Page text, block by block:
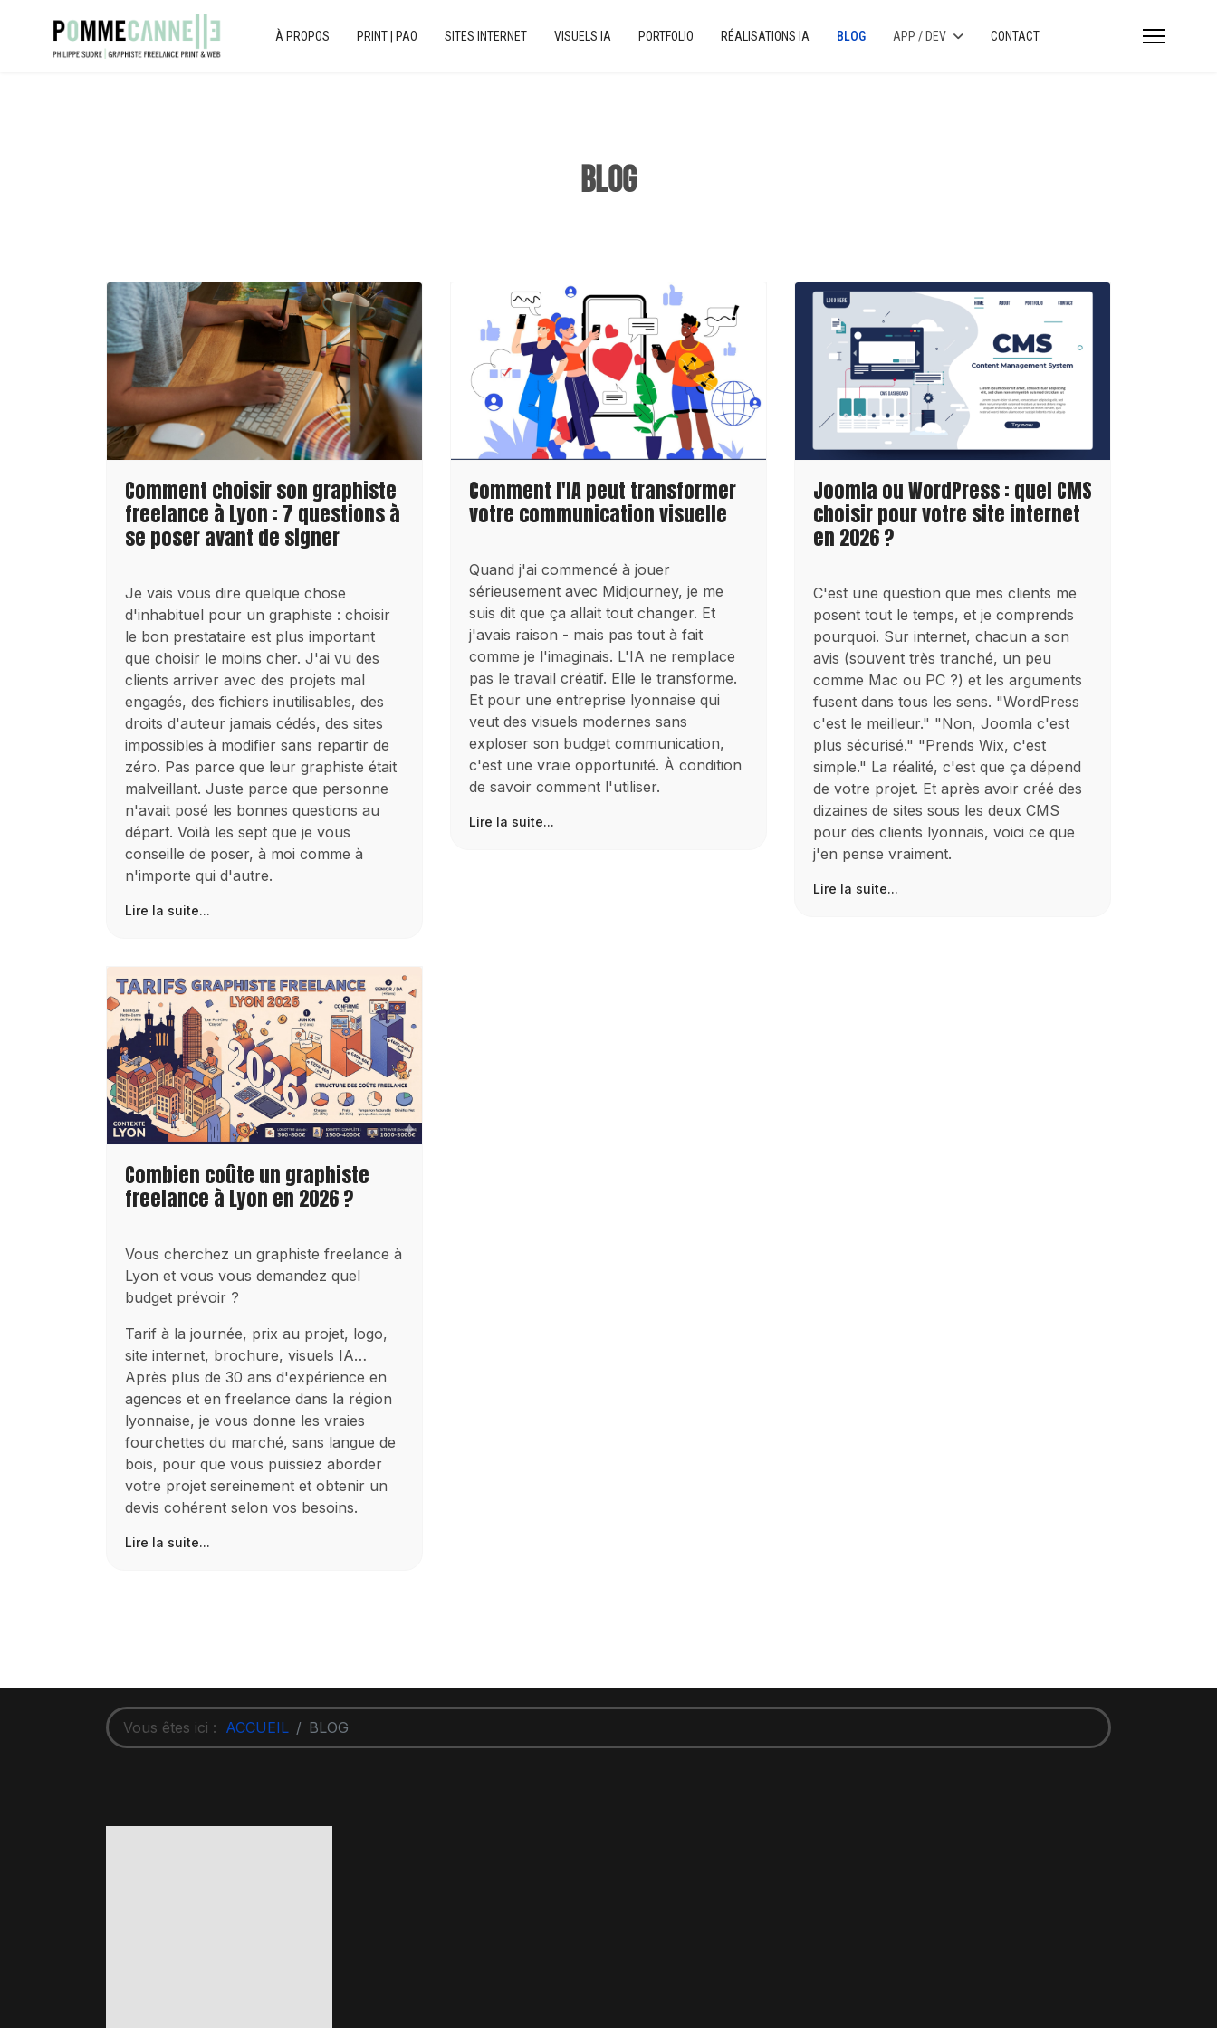
À PROPOS PRINT | PAO SITES INTERNET VISUELS IA PORTFOLIO RÉALISATIONS IA BLOG APP / DEV CONTACT
BLOG
Comment choisir son graphiste
freelance à Lyon : 7 questions à
se poser avant de signer
Je vais vous dire quelque chose
d'inhabituel pour un graphiste : choisir
le bon prestataire est plus important
que choisir le moins cher. J'ai vu des
clients arriver avec des projets mal
engagés, des fichiers inutilisables, des
droits d'auteur jamais cédés, des sites
impossibles à modifier sans repartir de
zéro. Pas parce que leur graphiste était
malveillant. Juste parce que personne
n'avait posé les bonnes questions au
départ. Voilà les sept que je vous
conseille de poser, à moi comme à
n'importe qui d'autre.
Lire la suite...
Comment l'IA peut transformer
votre communication visuelle
Quand j'ai commencé à jouer
sérieusement avec Midjourney, je me
suis dit que ça allait tout changer. Et
j'avais raison - mais pas tout à fait
comme je l'imaginais. L'IA ne remplace
pas le travail créatif. Elle le transforme.
Et pour une entreprise lyonnaise qui
veut des visuels modernes sans
exploser son budget communication,
c'est une vraie opportunité. À condition
de savoir comment l'utiliser.
Lire la suite...
Joomla ou WordPress : quel CMS
choisir pour votre site internet
en 2026 ?
C'est une question que mes clients me
posent tout le temps, et je comprends
pourquoi. Sur internet, chacun a son
avis (souvent très tranché, un peu
comme Mac ou PC ?) et les arguments
fusent dans tous les sens. "WordPress
c'est le meilleur." "Non, Joomla c'est
plus sécurisé." "Prends Wix, c'est
simple." La réalité, c'est que ça dépend
de votre projet. Et après avoir créé des
dizaines de sites sous les deux CMS
pour des clients lyonnais, voici ce que
j'en pense vraiment.
Lire la suite...
Combien coûte un graphiste
freelance à Lyon en 2026 ?
Vous cherchez un graphiste freelance à
Lyon et vous vous demandez quel
budget prévoir ?
Tarif à la journée, prix au projet, logo,
site internet, brochure, visuels IA…
Après plus de 30 ans d'expérience en
agences et en freelance dans la région
lyonnaise, je vous donne les vraies
fourchettes du marché, sans langue de
bois, pour que vous puissiez aborder
votre projet sereinement et obtenir un
devis cohérent selon vos besoins.
Lire la suite...
Vous êtes ici : ACCUEIL BLOG